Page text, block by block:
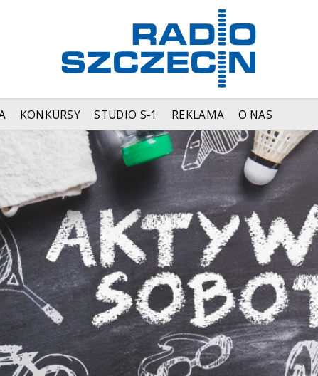
KONKURSY STUDIO S-1 REKLAMA O NAS